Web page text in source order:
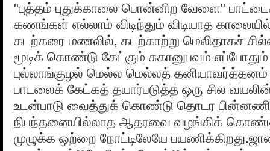
"புத்தம் புதுக்காலை பொன்னிற வேளை"
கணங்கள் எல்லாம் விடிந்தும் விடியாத
கடற்கரை மணலில், கடற்காற்று மெலிதாகச்
மூடிக் கொண்டு கேட்கும் சுகானுபவம்
புல்லாங்குழல் மெல்ல மெல்லத் தனியாவர்த்தனம்
பாடலைக் கேட்கத் தயார்படுத்த ஒரு சில
உடன்பாடு வைத்துக் கொண்டு தொடர
நிபந்தனையில்லாத ஆதரவை வழங்கிக்
முழுக்க ஒற்றை நோட்டிலேயே